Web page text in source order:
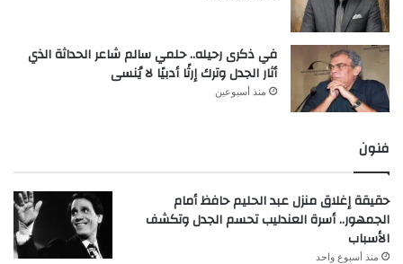
في ذكرى رحيله.. حلمي سالم شاعر الحداثة الذي
أثار الجدل وترك إرثًا أدبيًا لا يُنسى
منذ أسبوعين
فنون
حقيقة إغلاق منزل عبد الحليم حافظ أمام
الجمهور.. أسرة العندليب تحسم الجدل وتكشف
الأسباب
منذ أسبوع واحد